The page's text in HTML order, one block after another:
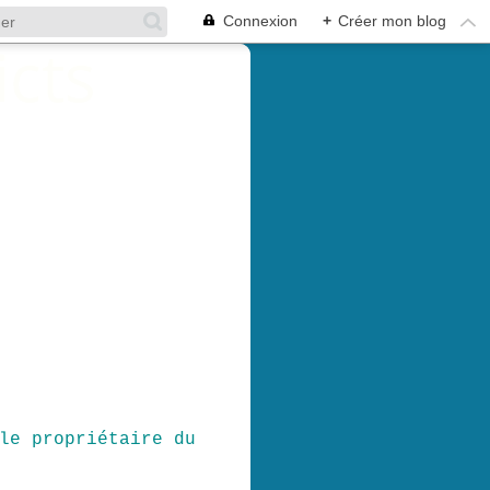
Connexion + Créer mon blog
propriétaire du